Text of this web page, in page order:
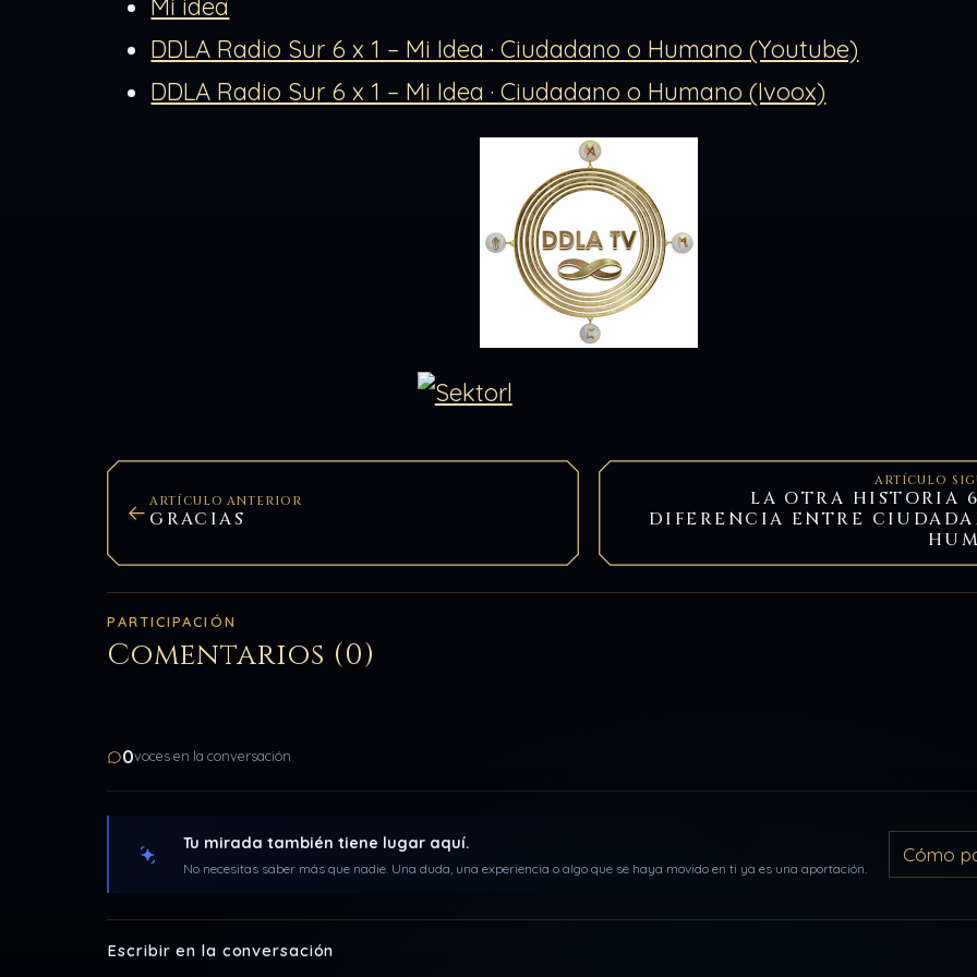
DDLA Radio Sur 6 x 1 – Mi Idea · Ciudadano o Humano (Youtube)
DDLA Radio Sur 6 x 1 – Mi Idea · Ciudadano o Humano (Ivoox)
ARTÍCULO ANTERIOR
GRACIAS
ARTÍCULO
LA OTRA HISTORIA
DIFERENCIA ENTRE
PARTICIPACIÓN
Comentarios (0)
0voces en la conversación
Tu mirada también tiene lugar aquí.
No necesitas saber más que nadie. Una duda, una experiencia o algo que se haya movido en ti ya es una aportación.
Cómo
Escribir en la conversación